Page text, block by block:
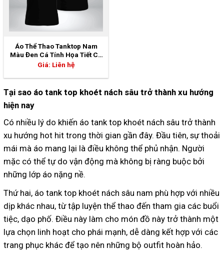
Áo Thể Thao Tanktop Nam
Màu Đen Cá Tính Họa Tiết Cá
Mập | 5GS-06806
Giá: Liên hệ
Tại sao áo tank top khoét nách sâu trở thành xu hướng
hiện nay
Có nhiều lý do khiến áo tank top khoét nách sâu trở thành
xu hướng hot hit trong thời gian gần đây. Đầu tiên, sự thoải
mái mà áo mang lại là điều không thể phủ nhận. Người
mặc có thể tự do vận động mà không bị ràng buộc bởi
những lớp áo nặng nề.
Thứ hai, áo tank top khoét nách sâu nam phù hợp với nhiều
dịp khác nhau, từ tập luyện thể thao đến tham gia các buổi
tiệc, dạo phố. Điều này làm cho món đồ này trở thành một
lựa chọn linh hoạt cho phái mạnh, dễ dàng kết hợp với các
trang phục khác để tạo nên những bộ outfit hoàn hảo.